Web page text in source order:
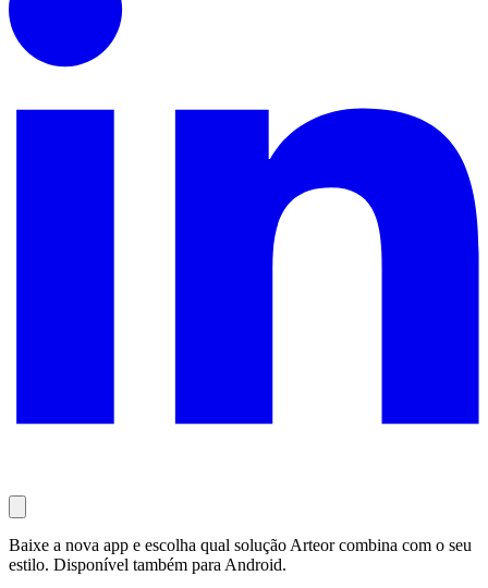
Baixe a nova app e escolha qual solução Arteor combina com o seu
estilo. Disponível também para Android.